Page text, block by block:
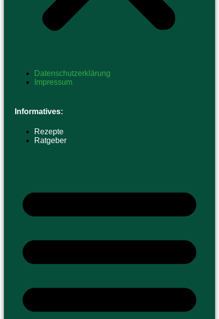
Datenschutzerklärung
Impressum
Informatives:
Rezepte
Ratgeber